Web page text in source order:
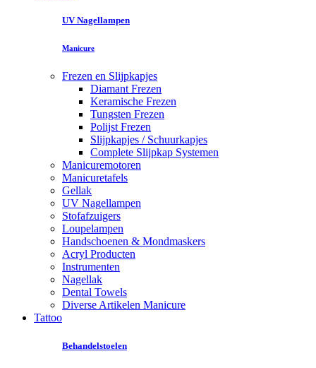
UV Nagellampen
Manicure
Frezen en Slijpkapjes
Diamant Frezen
Keramische Frezen
Tungsten Frezen
Polijst Frezen
Slijpkapjes / Schuurkapjes
Complete Slijpkap Systemen
Manicuremotoren
Manicuretafels
Gellak
UV Nagellampen
Stofafzuigers
Loupelampen
Handschoenen & Mondmaskers
Acryl Producten
Instrumenten
Nagellak
Dental Towels
Diverse Artikelen Manicure
Tattoo
Behandelstoelen